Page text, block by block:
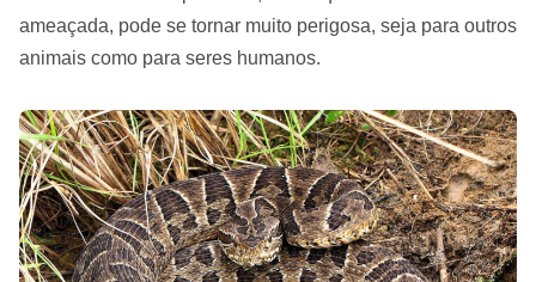
ameaçada, pode se tornar muito perigosa, seja para outros
animais como para seres humanos.